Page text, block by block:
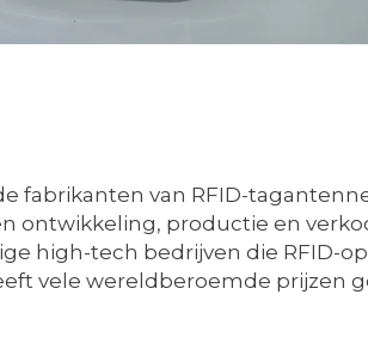
fabrikanten van RFID-
ontwikkeling, productie en
high-tech bedrijven die RFID-
vele wereldberoemde prijzen